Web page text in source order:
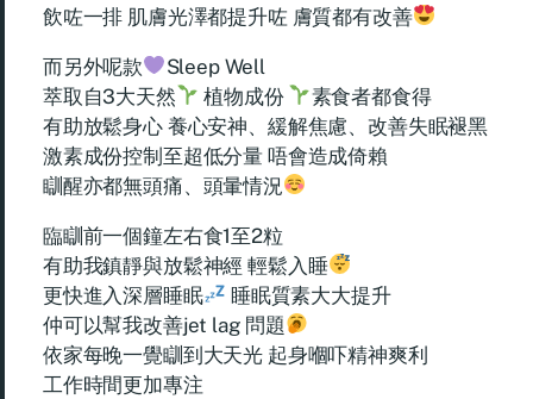
飲咗一排 肌膚光澤都提升咗 膚質都有改善
而另外呢款
Sleep Well
萃取自3大天然
植物成份
素食者都食得
有助放鬆身心 養心安神、緩解焦慮、改善失眠褪黑
激素成份控制至超低分量 唔會造成倚賴
瞓醒亦都無頭痛、頭暈情況
臨瞓前一個鐘左右食1至2粒
有助我鎮靜與放鬆神經 輕鬆入睡
更快進入深層睡眠
睡眠質素大大提升
仲可以幫我改善jet lag 問題
依家每晚一覺瞓到大天光 起身嗰吓精神爽利
工作時間更加專注